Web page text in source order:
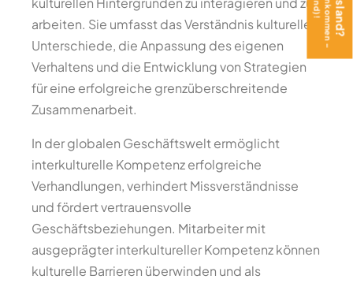
arbeiten. Sie umfasst das Verständnis kultureller
Unterschiede, die Anpassung des eigenen
Verhaltens und die Entwicklung von Strategien
für eine erfolgreiche grenzüberschreitende
Zusammenarbeit.
In der globalen Geschäftswelt ermöglicht
interkulturelle Kompetenz erfolgreiche
Verhandlungen, verhindert Missverständnisse
und fördert vertrauensvolle
Geschäftsbeziehungen. Mitarbeiter mit
ausgeprägter interkultureller Kompetenz können
kulturelle Barrieren überwinden und als